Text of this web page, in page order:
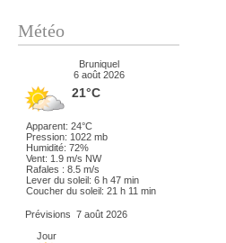
Météo
Bruniquel
6 août 2026
21°C
Apparent: 24°C
Pression: 1022 mb
Humidité: 72%
Vent: 1.9 m/s NW
Rafales : 8.5 m/s
Lever du soleil: 6 h 47 min
Coucher du soleil: 21 h 11 min
Prévisions 7 août 2026
Jour